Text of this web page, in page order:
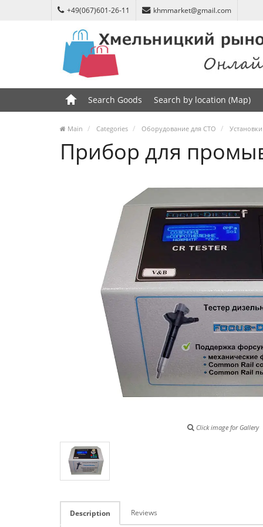
+49(067)601-26-11 khmmarket@gmail.com
Search Goods Search by location (Map)
Main Categories Оборудование для СТО
Прибор для
Click image for Gallery
Description Reviews